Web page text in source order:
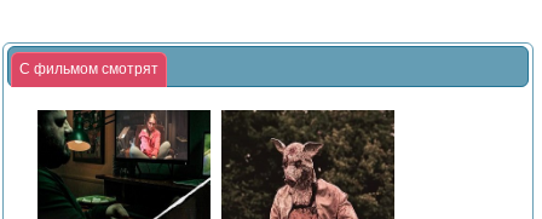
С фильмом смотрят